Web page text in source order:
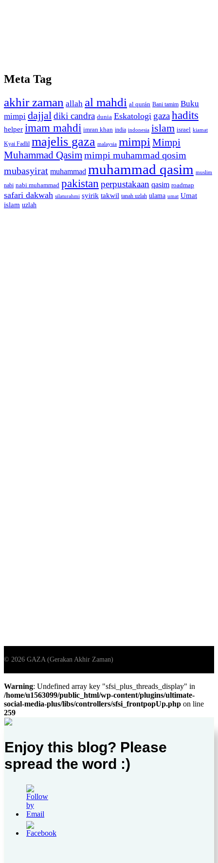
Meta Tag
akhir zaman allah al mahdi al qurán Bani tamim Buku
mimpi dajjal diki candra dunia Eskatologi gazahadits
helper imam mahdi imran khan india indonesia islam israel kiamat
Kyai Fadlil majelis gaza malaysia mimpi Mimpi
Muhammad Qasim mimpi muhammad qosim
mubasyirat muhammad muhammad qasim muslim
nabi nabi muhammad pakistan perpustakaan qasim roadmap
safari dakwah silaturahmi syirik takwil tanah uzlah ulama umat Umat
islam uzlah
Warning: Undefined array key "sfsi_plus_threads_display" in
/home/u1563099/public_html/wp-content/plugins/ultimate-
social-media-plus/libs/controllers/sfsi_frontpopUp.php on line
259
Enjoy this blog? Please
spread the word :)